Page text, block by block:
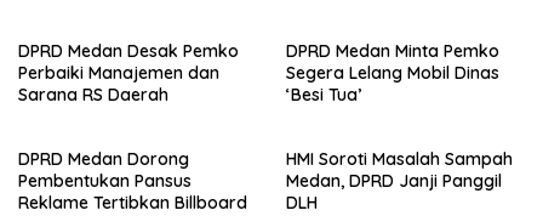
DPRD Medan Desak Pemko
Perbaiki Manajemen dan
Sarana RS Daerah
DPRD Medan Minta Pemko
Segera Lelang Mobil Dinas
‘Besi Tua’
DPRD Medan Dorong
Pembentukan Pansus
Reklame Tertibkan Billboard
HMI Soroti Masalah Sampah
Medan, DPRD Janji Panggil
DLH